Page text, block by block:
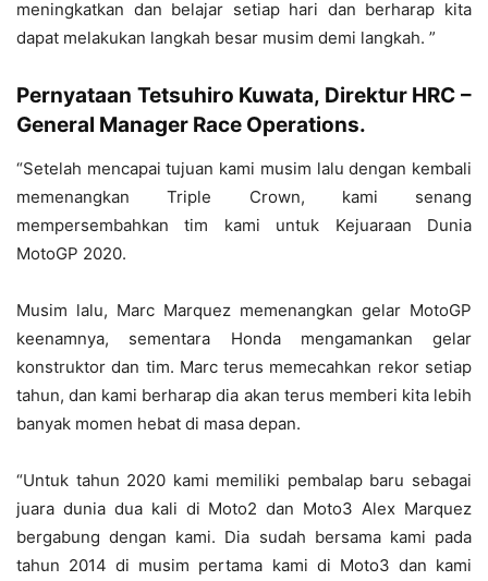
meningkatkan dan belajar setiap hari dan berharap kita
dapat melakukan langkah besar musim demi langkah. ”
Pernyataan Tetsuhiro Kuwata, Direktur HRC –
General Manager Race Operations.
“Setelah mencapai tujuan kami musim lalu dengan kembali
memenangkan Triple Crown, kami senang
mempersembahkan tim kami untuk Kejuaraan Dunia
MotoGP 2020.
Musim lalu, Marc Marquez memenangkan gelar MotoGP
keenamnya, sementara Honda mengamankan gelar
konstruktor dan tim. Marc terus memecahkan rekor setiap
tahun, dan kami berharap dia akan terus memberi kita lebih
banyak momen hebat di masa depan.
“Untuk tahun 2020 kami memiliki pembalap baru sebagai
juara dunia dua kali di Moto2 dan Moto3 Alex Marquez
bergabung dengan kami. Dia sudah bersama kami pada
tahun 2014 di musim pertama kami di Moto3 dan kami